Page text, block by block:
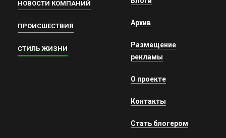
НОВОСТИ КОМПАНИЙ
ПРОИСШЕСТВИЯ
СТИЛЬ ЖИЗНИ
Архив
Размещение
рекламы
О проекте
Контакты
Стать блогером